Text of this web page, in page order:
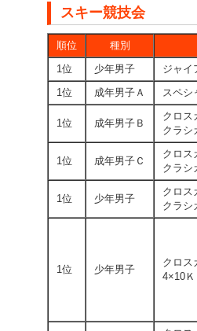
スキー競技会
順位 種別
1位
少年男子 ジャイ
1位
成年男子Ａ スペシ
1位 成年男子Ｂ
クロス
クラシ
1位 成年男子Ｃ
クロス
クラシ
1位 少年男子
クロス
クラシ
1位 少年男子
クロス
4×10Ｋ